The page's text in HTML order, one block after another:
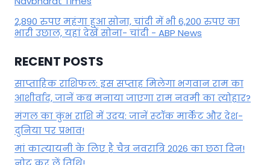
2,890 रुपए महंगा हुआ सोना, चांदी में भी 6,200 रुपए का
भारी उछाल, यहां देखें सोना- चांदी - ABP News
RECENT POSTS
साप्ताहिक राशिफल: इस सप्ताह मिलेगा भगवान राम का
आशीर्वाद, जानें कब मनाया जाएगा राम नवमी का त्योहार?
मंगल का कुंभ राशि में उदय: जानें स्‍टॉक मार्केट और देश-
दुनिया पर प्रभाव!
मां कात्‍यायनी के लिए है चैत्र नवरात्रि 2026 का छठा दिन!